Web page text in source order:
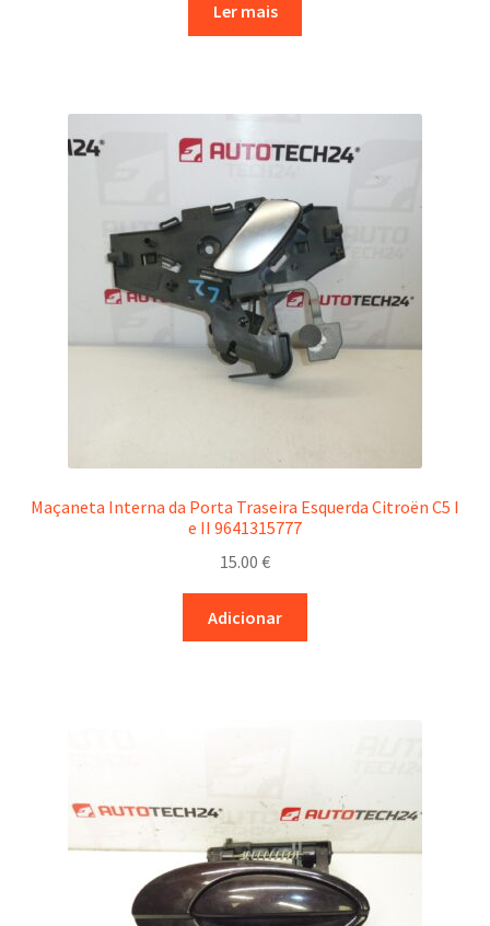
Ler mais
Maçaneta Interna da Porta Traseira Esquerda Citroën C5 I
e II 9641315777
15.00 €
Adicionar